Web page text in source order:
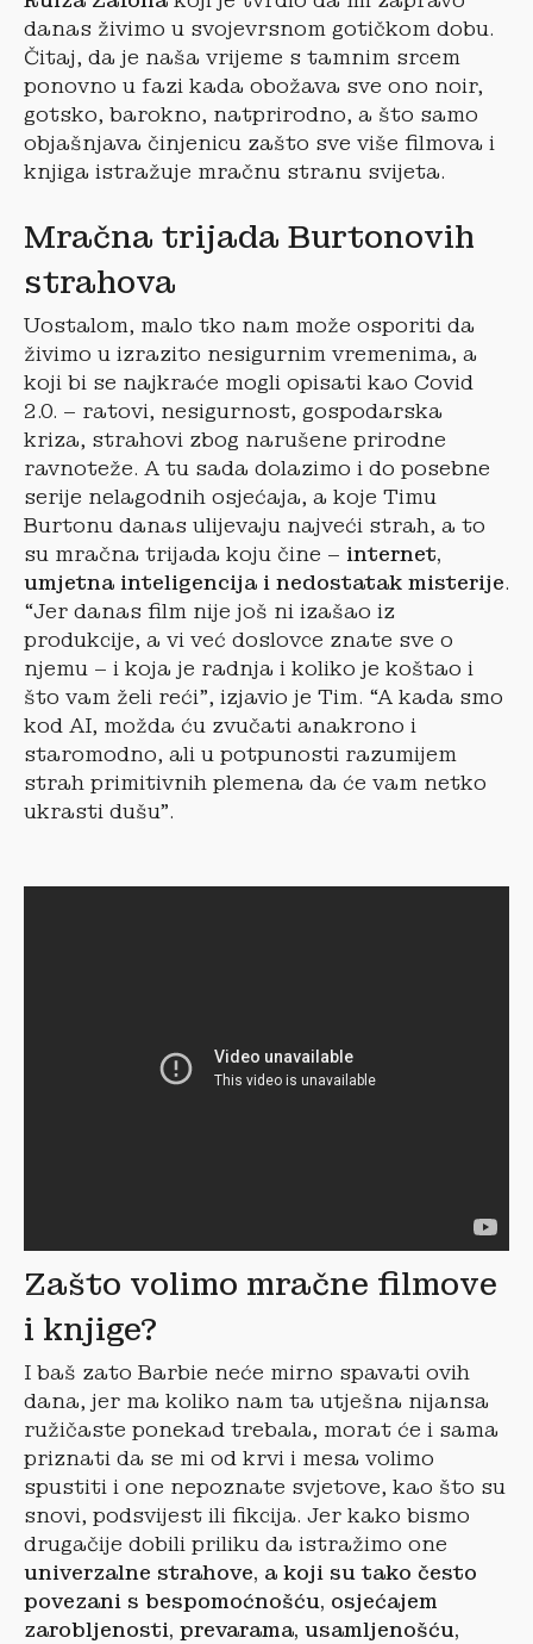
danas živimo u svojevrsnom gotičkom dobu.
Čitaj, da je naša vrijeme s tamnim srcem
ponovno u fazi kada obožava sve ono noir,
gotsko, barokno, natprirodno, a što samo
objašnjava činjenicu zašto sve više filmova i
knjiga istražuje mračnu stranu svijeta.
Mračna trijada Burtonovih
strahova
Uostalom, malo tko nam može osporiti da
živimo u izrazito nesigurnim vremenima, a
koji bi se najkraće mogli opisati kao Covid
2.0. – ratovi, nesigurnost, gospodarska
kriza, strahovi zbog narušene prirodne
ravnoteže. A tu sada dolazimo i do posebne
serije nelagodnih osjećaja, a koje Timu
Burtonu danas ulijevaju najveći strah, a to
su mračna trijada koju čine – internet,
umjetna inteligencija i nedostatak misterije.
“Jer danas film nije još ni izašao iz
produkcije, a vi već doslovce znate sve o
njemu – i koja je radnja i koliko je koštao i
što vam želi reći”, izjavio je Tim. “A kada smo
kod AI, možda ću zvučati anakrono i
staromodno, ali u potpunosti razumijem
strah primitivnih plemena da će vam netko
ukrasti dušu”.
Zašto volimo mračne filmove
i knjige?
I baš zato Barbie neće mirno spavati ovih
dana, jer ma koliko nam ta utješna nijansa
ružičaste ponekad trebala, morat će i sama
priznati da se mi od krvi i mesa volimo
spustiti i one nepoznate svjetove, kao što su
snovi, podsvijest ili fikcija. Jer kako bismo
drugačije dobili priliku da istražimo one
univerzalne strahove, a koji su tako često
povezani s bespomoćnošću, osjećajem
zarobljenosti, prevarama, usamljenošću,